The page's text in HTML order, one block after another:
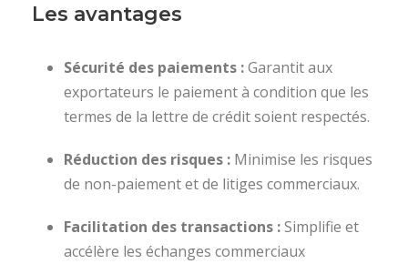
Les avantages
Sécurité des paiements :Garantit aux
exportateurs le paiement à condition que les
termes de la lettre de crédit soient respectés.
Réduction des risques : Minimise les risques
de non-paiement et de litiges commerciaux.
Facilitation des transactions :Simplifie et
accélère les échanges commerciaux